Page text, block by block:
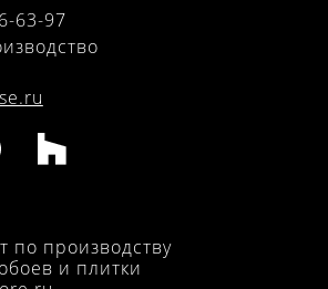
63-97
по производству
и плитки